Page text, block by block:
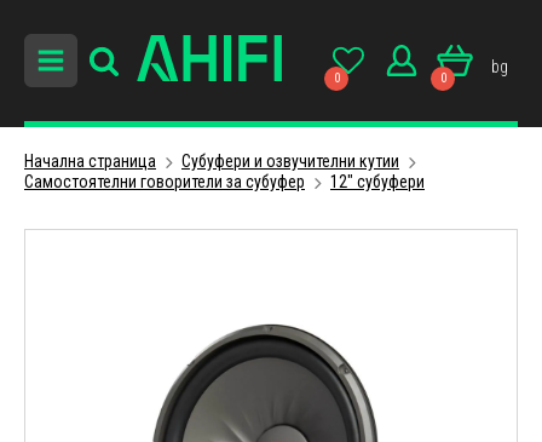
0 0
bg
Начална страница
Субуфери и озвучителни кутии
Самостоятелни говорители за субуфер
12" субуфери